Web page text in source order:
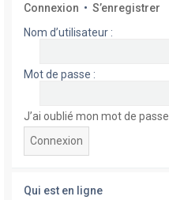
Connexion • S’enregistrer
Nom d’utilisateur :
Mot de passe :
J’ai oublié mon mot de passe
Qui est en ligne